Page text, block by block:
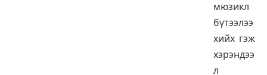
мюзикл
бүтээлээ
хийх гэж
хэрэндээ
л